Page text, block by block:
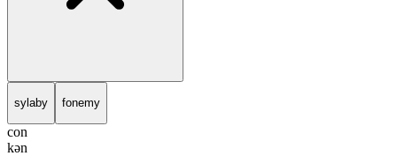
sylaby fonemy
con
kən